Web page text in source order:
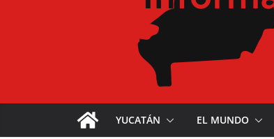
YUCATÁN EL MUNDO